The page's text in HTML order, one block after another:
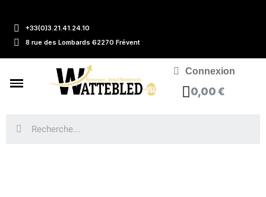
+33(0)3.21.41.24.10
8 rue des Lombards 62270 Frévent
Connexion
0,00 €